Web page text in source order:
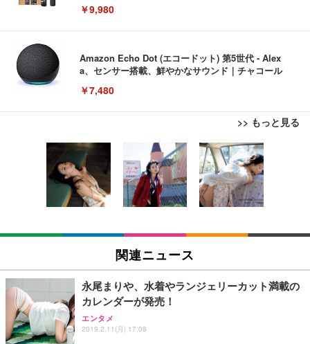
￥9,980
Amazon Echo Dot (エコードット) 第5世代 - Alex
a、センサー搭載、鮮やかなサウンド｜チャコール
￥7,480
>> もっと見る
[EdoErgo] オフィスチェア 椅子 テレワーク 疲れな
い 跳ね上げ式アームレスト コンパクト 約105度ロッ
キング pc 事務椅子 360度回転 座面昇降 強化ナイロ
ン樹脂ベース 通気性メッシュ 在宅ワーク H-WY01
(黒網+黒枠+黒足)
￥5,699
SIHOO B100 オフィスチェア／デスクチェア メッシ
ュチェア 人間工学 疲れない ブラック
￥27,999
Sezlife オフィスチェア デスクチェア 疲れない テレ
ワーク チェア 強化バックレスト 30度ロッキング機
能 人間工学 椅子 腰サポート 90度跳ね上げ式アーム
EIZO ビジネス向けプレミアムモニター | FlexScan
EV3240X-WT | 31.5型4K UHD・USB Type-C・ホワ
イト
￥105,595
EIZO ビジネス向けプレミアムモニター | FlexScan
￥109,572
【純正品】27"ゲーミングモニター DualSense 充電
フック付き（CFI-ZDM1J）
Amazonベーシック ペットシーツ 薄型 レギュラー 1
回使い捨て 無香料 ホワイト 300枚
￥3,373
Amazonベーシック ペットシーツ 厚型 ワイド 42枚
x2袋(84枚) ホワイト(吸収面:ライトブルー)
￥3,234
ネオ・ルーライフ ネオ・オムツ L 中型犬用 26枚入
り 単品
関連ニュース
永尾まりや、水着やランジェリーカット満載の
カレンダーが発売！
エンタメ
2019.2.11(月) 17:08